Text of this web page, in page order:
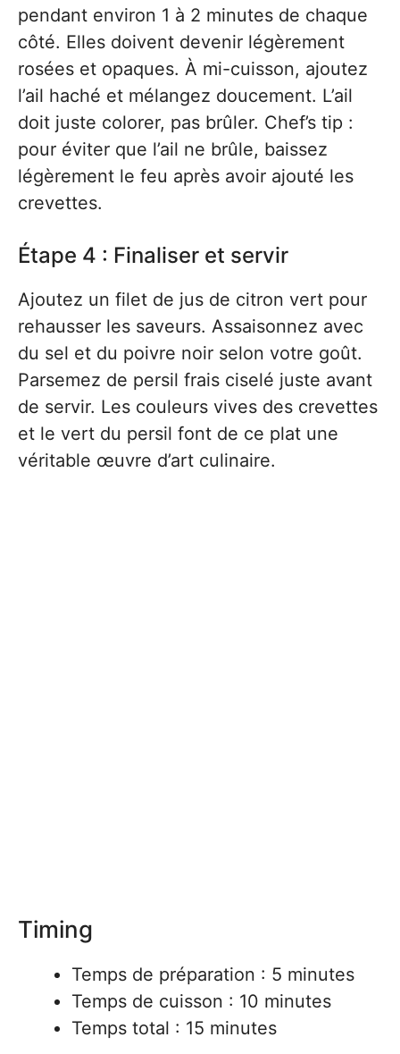
pendant environ 1 à 2 minutes de chaque
côté. Elles doivent devenir légèrement
rosées et opaques. À mi-cuisson, ajoutez
l’ail haché et mélangez doucement. L’ail
doit juste colorer, pas brûler. Chef’s tip :
pour éviter que l’ail ne brûle, baissez
légèrement le feu après avoir ajouté les
crevettes.
Étape 4 : Finaliser et servir
Ajoutez un filet de jus de citron vert pour
rehausser les saveurs. Assaisonnez avec
du sel et du poivre noir selon votre goût.
Parsemez de persil frais ciselé juste avant
de servir. Les couleurs vives des crevettes
et le vert du persil font de ce plat une
véritable œuvre d’art culinaire.
Timing
Temps de préparation : 5 minutes
Temps de cuisson : 10 minutes
Temps total : 15 minutes